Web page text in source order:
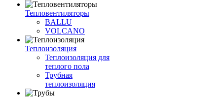
Тепловентиляторы
BALLU
VOLCANO
Теплоизоляция
Теплоизоляция для
теплого пола
Трубная
теплоизоляция